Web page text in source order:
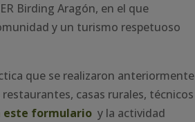
Birding Aragón, en el que
y un turismo respetuoso
que se realizaron anteriormente
casas rurales, técnicos
este formulario y la actividad